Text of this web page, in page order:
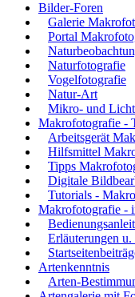
Bilder-Foren
Galerie
Portal
Naturfotografie
Vogelfotografie
Natur-Art
Mikro- und
Makrofotografie -
Arbeitsgerät
Hilfsmittel
Tipps
Digitale
Tutorials -
Makrofotografie -
Erläuterungen
Artenkenntnis
Arten-